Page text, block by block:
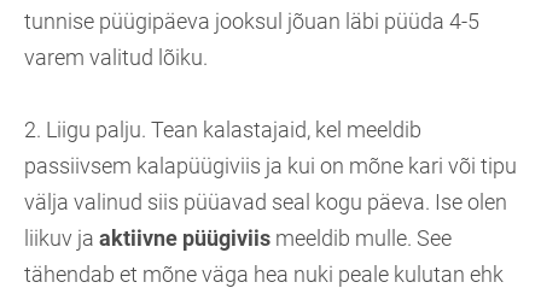
tunnise püügipäeva jooksul jõuan läbi püüda 4-5
varem valitud lõiku.
2. Liigu palju. Tean kalastajaid, kel meeldib
passiivsem kalapüügiviis ja kui on mõne kari või tipu
välja valinud siis püüavad seal kogu päeva. Ise olen
liikuv ja aktiivne püügiviis meeldib mulle. See
tähendab et mõne väga hea nuki peale kulutan ehk